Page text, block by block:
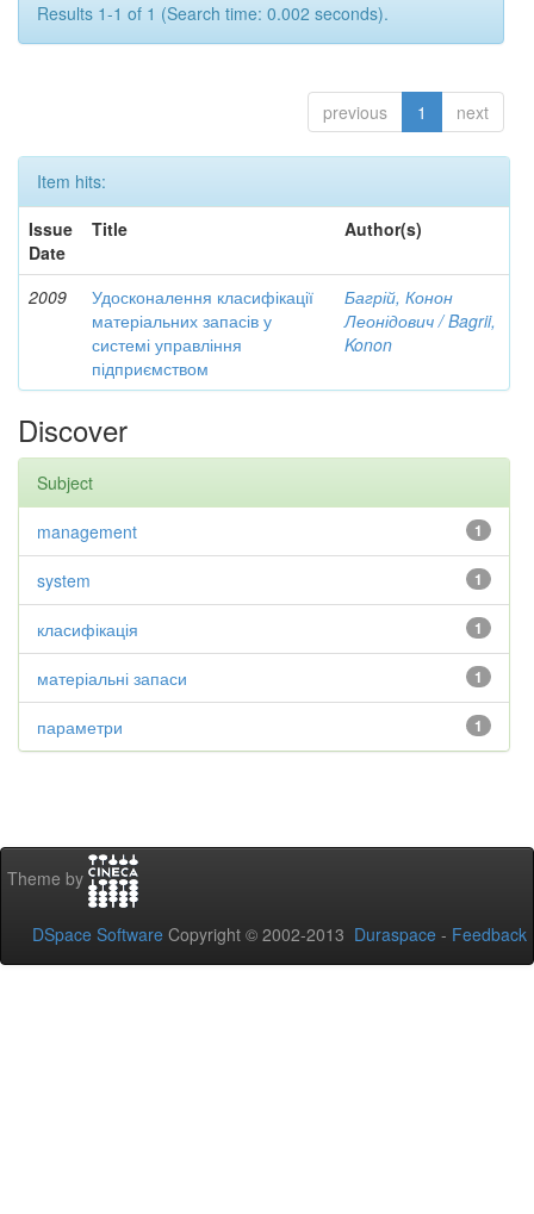
Results 1-1 of 1 (Search time: 0.002 seconds).
previous 1 next
Item hits:
Issue
Date
Title Author(s)
2009
Удосконалення класифікації
матеріальних запасів у
системі управління
підприємством
Багрій, Конон
Леонідович / Bagrii,
Konon
Discover
Subject
1
management
1
system
1
класифікація
1
матеріальні запаси
1
параметри
Theme by
DSpace Software Copyright © 2002-2013 Duraspace - Feedback